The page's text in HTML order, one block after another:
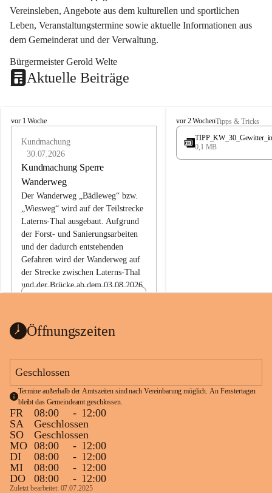
Vereinsleben, Angebote aus dem kulturellen und sportlichen
Leben, Veranstaltungstermine sowie aktuelle Informationen aus
dem Gemeinderat und der Verwaltung.
Bürgermeister Gerold Welte
Aktuelle Beiträge
L
vor 1 Woche
Kundmachung
30.07.2026
Kundmachung Sperre
Wanderweg
Der Wanderweg „Bädleweg“ bzw.
„Wiesweg“ wird auf der Teilstrecke
Laterns-Thal ausgebaut. Aufgrund
der Forst- und Sanierungsarbeiten
und der dadurch entstehenden
Gefahren wird der Wanderweg auf
der Strecke zwischen Laterns-Thal
und der Brücke ab dem 03.08.2026
ht
1 Seite•0,1 MB
L
a
e
vor 2 WochenTipps & Tricks
0,1 MB
Öffnungszeiten
Geschlossen
Termine außerhalb der Amtszeiten sind nach Vereinbarung möglich. An Fenstertagen
bleibt das Gemeindeamt geschlossen.
FR 08:00 - 12:00
SA
Geschlossen
SO
Geschlossen
MO 08:00 - 12:00
DI
08:00 - 12:00
MI
08:00 - 12:00
DO
08:00 - 12:00
Zuletzt bearbeitet: 07.07.2025